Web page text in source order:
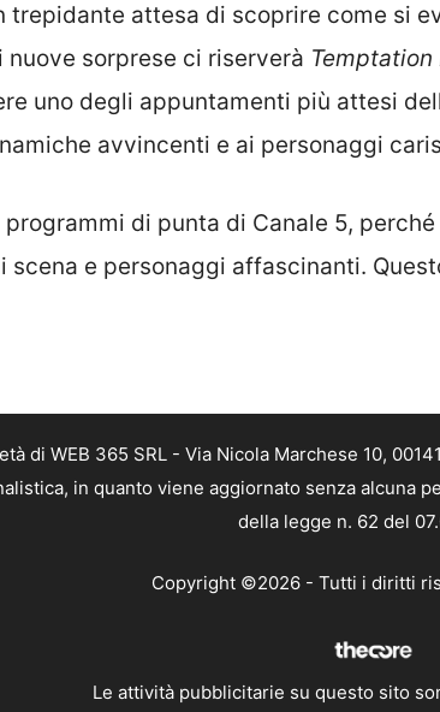
trepidante attesa di scoprire come si
sorprese ci riserverà Temptation
uno degli appuntamenti più attesi
avvincenti e ai personaggi
di punta di Canale 5,
scena e personaggi affascinanti.
di WEB 365 SRL - Via Nicola Marchese 10,
in quanto viene aggiornato senza
della legge n. 62 del
Copyright ©2026 - Tutti i diritti
Le attività pubblicitarie su questo sito